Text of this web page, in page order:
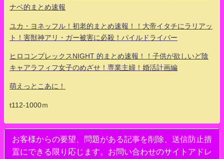
ナベ的まとめ速報
ユカ・ヨネッフル！初老的まとめ速報！！大帝イタチにラリアッ
ト！害獣神アリ・ガー被害に必殺！パイルドライバー
ヒロコンプレックスNIGHT 的まとめ速報！！子供が欲しいど陰
キャアラフィフ女子のめざせ！専業主婦！婚活計画編
萌えっとこあに！
t112-1000ｍ
お客様からの要望、問題がある記事を削除、送信防止措
置にできる限り応じます。お問い合わせのサイトアドレ